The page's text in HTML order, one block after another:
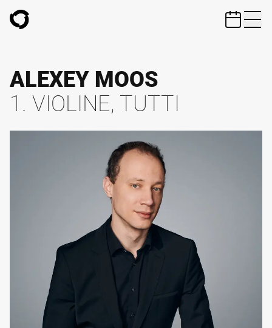
ZUM HAUPTINHALT SPRINGEN
ALEXEY MOOS
1. VIOLINE, TUTTI